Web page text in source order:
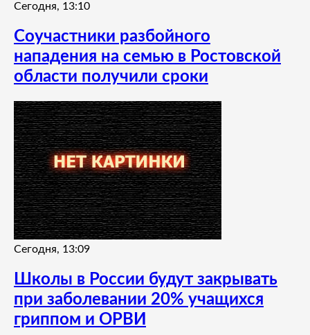
Сегодня, 13:10
Соучастники разбойного
нападения на семью в Ростовской
области получили сроки
Сегодня, 13:09
Школы в России будут закрывать
при заболевании 20% учащихся
гриппом и ОРВИ